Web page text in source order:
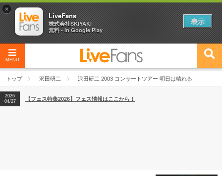
MENU
トップ 沢田研二 沢田研二 2003 コンサートツアー 明日は晴れる
2026
04/27
2026
【ライブ動員ランキング】2026年上半期編発表！
2026
04/27
【フェス特集2026】フェス情報はここから！
×
LiveFans
株式会社SKIYAKI
無料 - In Google Play
表示